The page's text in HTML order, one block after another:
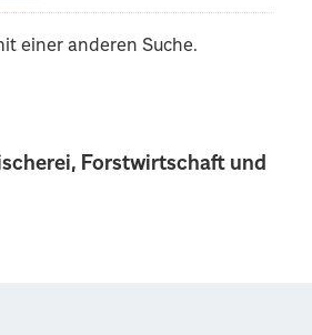
Forstwirtschaft und
einer anderen Suche.